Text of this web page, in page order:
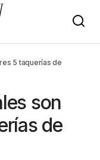
5 taquerías de
son
de